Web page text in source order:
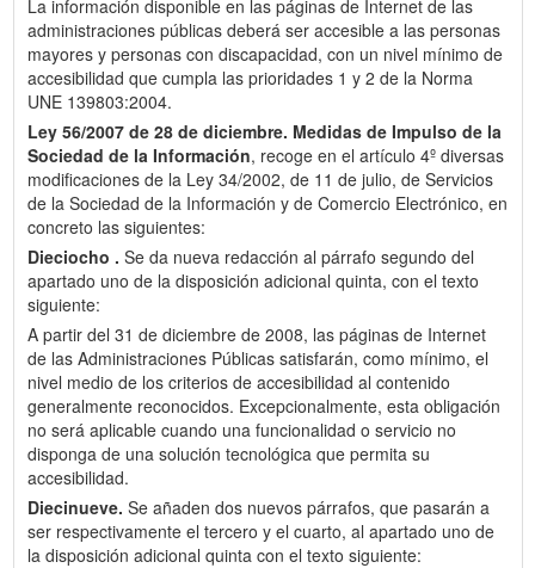
La información disponible en las páginas de Internet de las
administraciones públicas deberá ser accesible a las personas
mayores y personas con discapacidad, con un nivel mínimo de
accesibilidad que cumpla las prioridades 1 y 2 de la Norma
UNE 139803:2004.
Ley 56/2007 de 28 de diciembre. Medidas de Impulso de la
Sociedad de la Información, recoge en el artículo 4º diversas
modificaciones de la Ley 34/2002, de 11 de julio, de Servicios
de la Sociedad de la Información y de Comercio Electrónico, en
concreto las siguientes:
Dieciocho . Se da nueva redacción al párrafo segundo del
apartado uno de la disposición adicional quinta, con el texto
siguiente:
A partir del 31 de diciembre de 2008, las páginas de Internet
de las Administraciones Públicas satisfarán, como mínimo, el
nivel medio de los criterios de accesibilidad al contenido
generalmente reconocidos. Excepcionalmente, esta obligación
no será aplicable cuando una funcionalidad o servicio no
disponga de una solución tecnológica que permita su
accesibilidad.
Diecinueve. Se añaden dos nuevos párrafos, que pasarán a
ser respectivamente el tercero y el cuarto, al apartado uno de
la disposición adicional quinta con el texto siguiente: